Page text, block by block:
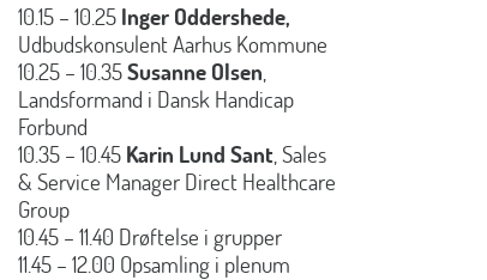
10.15 – 10.25 Inger Oddershede,
Udbudskonsulent Aarhus Kommune
10.25 – 10.35Susanne Olsen,
Landsformand i Dansk Handicap
Forbund
10.35 – 10.45 Karin Lund Sant, Sales
& Service Manager Direct Healthcare
Group
10.45 – 11.40 Drøftelse i grupper
11.45 – 12.00 Opsamling i plenum